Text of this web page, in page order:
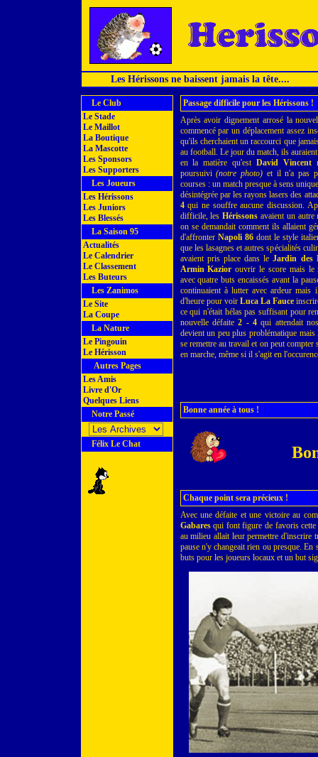
Les Hérissons ne baissent jamais la tête....
Le Club
Le Stade
Le Maillot
La Boutique
La Mascotte
Les Sponsors
Les Supporters
Les Joueurs
Les Hérissons
Les Juniors
Les Blessés
La Saison 95
Actualités
Le Calendrier
Le Classement
Les Buteurs
Les Zanimos
Le Site
La Coupe
La Nature
Le Pingouin
Le Hérisson
Autres Pages
Les Amis
Livre d'Or
Quelques Liens
Notre Passé
Félix Le Chat
Passage difficile pour les Hérissons !
Après avoir dignement arrosé la
commencé par un déplacement assez
qu'ils cherchaient un raccourci que
au football. Le jour du match, ils
en la matière qu'estDavid Vincent
poursuivi(notre photo) et il n'a pas
courses : un match presque à sens
désintégrée par les rayons lasers des
4qui ne souffre aucune discussion.
difficile, lesHérissons avaient un autre
on se demandait comment ils allaient
d'affronter Napoli 86dont le style
que les lasagnes et autres spécialités
avaient pris place dans leJardin des
Armin Kazior ouvrir le score mais le
avec quatre buts encaissés avant la
continuaient à lutter avec ardeur
d'heure pour voir Luca La Fauce
ce qui n'était hélas pas suffisant pour
nouvelle défaite2 - 4 qui attendait
devient un peu plus problématique
se remettre au travail et on peut
en marche, même si il s'agit en
Bonne année à tous !
Chaque point sera précieux !
Avec une défaite et une victoire au
Gabaresqui font figure de favoris cette
au milieu allait leur permettre d'inscrire
pause n'y changeait rien ou presque.
buts pour les joueurs locaux et un but